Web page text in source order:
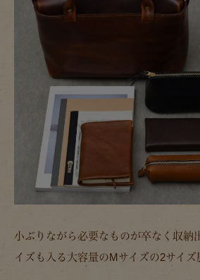
小ぶりながら必要なものが卒なく収納
イズも入る大容量のMサイズの2サイズ